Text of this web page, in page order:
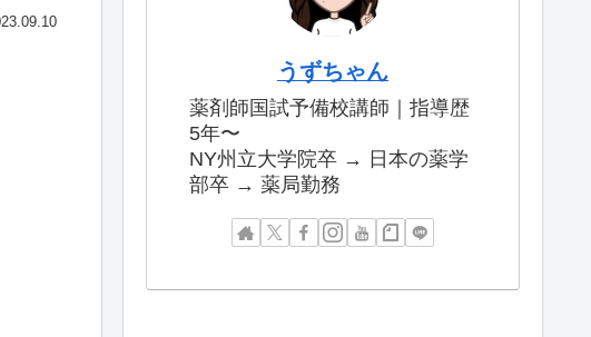
うずちゃん
薬剤師国試予備校講師｜指導歴
5年〜
NY州立大学院卒 → 日本の薬学
部卒 → 薬局勤務